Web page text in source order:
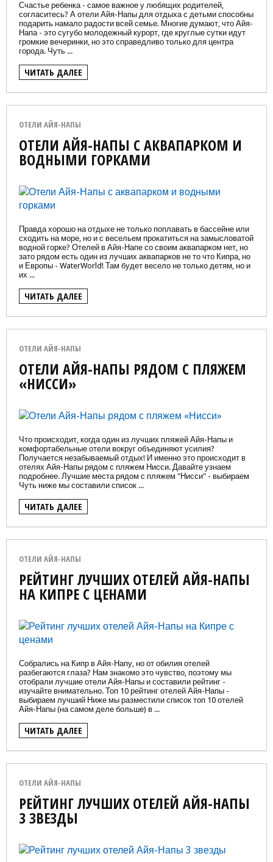
Счастье ребенка - самое важное у любящих родителей,
согласитесь? А отели Айя-Напы для отдыха с детьми способны
подарить намало радости всей семье. Многие думают, что Айя-
Напа - это сугубо молодежный курорт, где круглые сутки идут
громкие вечеринки, но это справедливо только для центра
города. Чуть ...
ЧИТАТЬ ДАЛЕЕ
ОТЕЛИ АЙЯ-НАПЫ
ОТЕЛИ АЙЯ-НАПЫ С АКВАПАРКОМ И
ВОДНЫМИ ГОРКАМИ
Правда хорошо на отдыхе не только поплавать в бассейне или
сходить на море, но и с весельем прокатиться на замысловатой
водной горке? Отелей в Айя-Напе со своим аквапарком нет, но
зато рядом есть один из лучших аквапарков не то что Кипра, но
и Европы - WaterWorld! Там будет весело не только детям, но и
их ...
ЧИТАТЬ ДАЛЕЕ
ОТЕЛИ АЙЯ-НАПЫ
ОТЕЛИ АЙЯ-НАПЫ РЯДОМ С ПЛЯЖЕМ
«НИССИ»
Что происходит, когда один из лучших пляжей Айя-Напы и
комфортабельные отели вокруг объединяют усилия?
Получается незабываемый отдых! И именно это происходит в
отелях Айя-Напы рядом с пляжем Нисси. Давайте узнаем
подробнее. Лучшие места рядом с пляжем "Нисси" - выбираем
Чуть ниже мы составили список ...
ЧИТАТЬ ДАЛЕЕ
ОТЕЛИ АЙЯ-НАПЫ
РЕЙТИНГ ЛУЧШИХ ОТЕЛЕЙ АЙЯ-НАПЫ
НА КИПРЕ С ЦЕНАМИ
Собрались на Кипр в Айя-Напу, но от обилия отелей
разбегаются глаза? Нам знакомо это чувство, поэтому мы
отобрали лучшие отели Айя-Напы и составили рейтинг -
изучайте внимательно. Топ 10 рейтинг отелей Айя-Напы -
выбираем лучший Ниже мы разместили список топ 10 отелей
Айя-Напы (на самом деле больше) в ...
ЧИТАТЬ ДАЛЕЕ
ОТЕЛИ АЙЯ-НАПЫ
РЕЙТИНГ ЛУЧШИХ ОТЕЛЕЙ АЙЯ-НАПЫ
3 ЗВЕЗДЫ